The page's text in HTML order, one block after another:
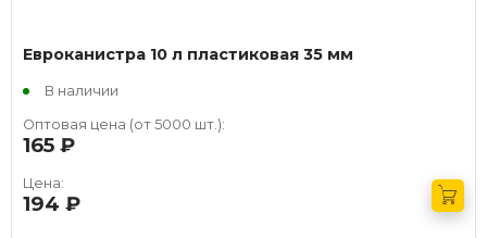
Евроканистра 10 л пластиковая 35 мм
В наличии
Оптовая цена (от 5000 шт.):
165
Цена:
194